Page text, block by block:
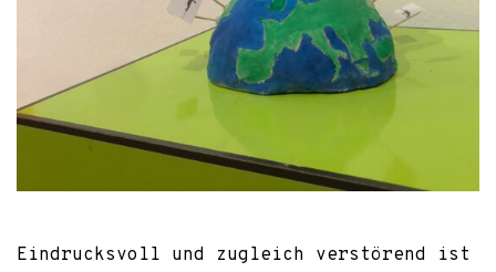
Eindrucksvoll und zugleich verstörend ist